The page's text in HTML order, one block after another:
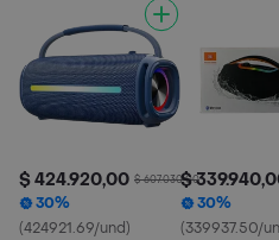
$ 424.920,00 $ 607.030,00
30%
(424921.69/und)
$
30%
(339937.50/